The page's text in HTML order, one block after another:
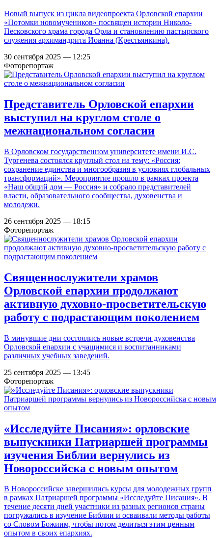
Новый выпуск из цикла видеопроекта Орловской епархии
«Потомки новомучеников» посвящен истории Николо-
Песковского храма города Орла и становлению пастырского
служения архимандрита Иоанна (Крестьянкина).
30 сентября 2025 — 12:25
Фоторепортаж
Представитель Орловской епархии
выступил на круглом столе о
межнациональном согласии
В Орловском государственном университете имени И.С.
Тургенева состоялся круглый стол на тему: «Россия:
сохранение единства и многообразия в условиях глобальных
трансформаций». Мероприятие прошло в рамках проекта
«Наш общий дом — Россия» и собрало представителей
власти, образовательного сообщества, духовенства и
молодежи.
26 сентября 2025 — 18:15
Фоторепортаж
Священнослужители храмов
Орловской епархии продолжают
активную духовно-просветительскую
работу с подрастающим поколением
В минувшие дни состоялись новые встречи духовенства
Орловской епархии с учащимися и воспитанниками
различных учебных заведений.
25 сентября 2025 — 13:45
Фоторепортаж
«Исследуйте Писания»: орловские
выпускники Патриаршей программы
изучения Библии вернулись из
Новороссийска с новым опытом
В Новороссийске завершились курсы для молодежных групп
в рамках Патриаршей программы «Исследуйте Писания». В
течение десяти дней участники из разных регионов страны
погружались в изучение Библии и осваивали методы работы
со Словом Божиим, чтобы потом делиться этим ценным
опытом в своих епархиях.